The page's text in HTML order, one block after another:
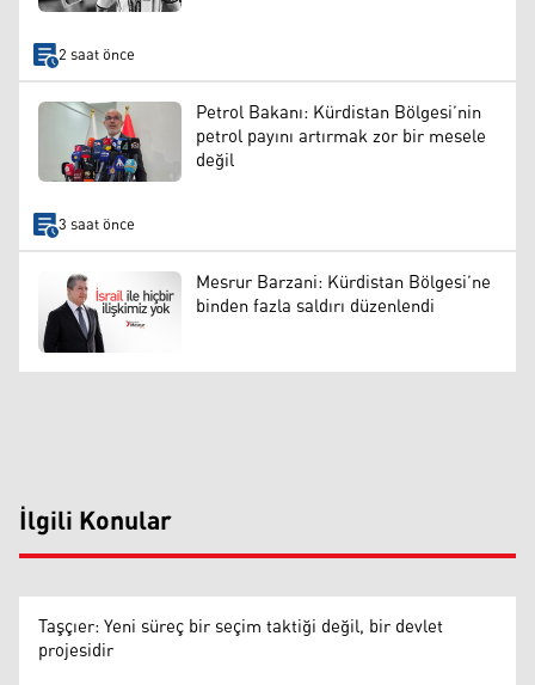
2 saat önce
Petrol Bakanı: Kürdistan Bölgesi’nin
petrol payını artırmak zor bir mesele
değil
3 saat önce
Mesrur Barzani: Kürdistan Bölgesi’ne
binden fazla saldırı düzenlendi
İlgili Konular
Taşçıer: Yeni süreç bir seçim taktiği değil, bir devlet
projesidir